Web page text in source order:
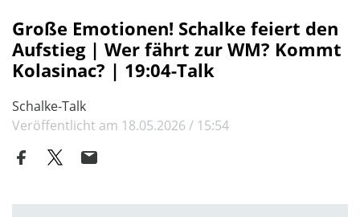
Große Emotionen! Schalke feiert den
Aufstieg | Wer fährt zur WM? Kommt
Kolasinac? | 19:04-Talk
Schalke-Talk
Veröffentlicht am 18.05.2026 / 15:54